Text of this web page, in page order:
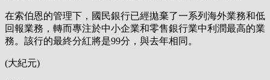
在索伯恩的管理下，國民銀行已經拋棄了一系列海外業務和低
回報業務，轉而專注於中小企業和零售銀行業中利潤最高的業
務。該行的最終分紅將是99分，與去年相同。
(大紀元)